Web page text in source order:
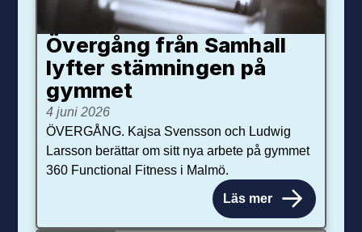
Övergång från Samhall
lyfter stämningen på
gymmet
4 juni 2026
ÖVERGÅNG. Kajsa Svensson och Ludwig
Larsson berättar om sitt nya arbete på gymmet
360 Functional Fitness i Malmö.
Läs mer